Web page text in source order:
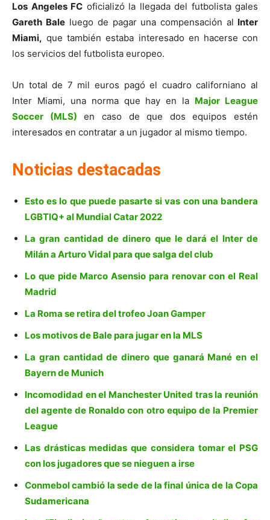
Los Angeles FC oficializó la llegada del futbolista gales
Gareth Baleluego de pagar una compensación al Inter
Miami, que también estaba interesado en hacerse con
los servicios del futbolista europeo.
Un total de 7 mil euros pagó el cuadro californiano al
Inter Miami, una norma que hay en la Major League
Soccer (MLS) en caso de que dos equipos estén
interesados en contratar a un jugador al mismo tiempo.
Noticias destacadas
Esto es lo que puede pasarte si vas con una bandera
LGBTIQ+ al Mundial Catar 2022
La gran cantidad de dinero que le dará el Inter de
Milán a Arturo Vidal para que salga del club
Lo que pide Marco Asensio para renovar con el Real
Madrid
La Roma se retira del trofeo Joan Gamper
Los motivos de Bale para jugar en la MLS
La gran cantidad de dinero que ganará Mané en el
Bayern de Munich
Incomodidad en el Manchester United tras la reunión
del agente de Ronaldo con otro equipo de la Premier
League
Las drásticas medidas que considera tomar el PSG
con los jugadores que se nieguen a irse
Conmebol cambió la sede de la final única de la Copa
Sudamericana